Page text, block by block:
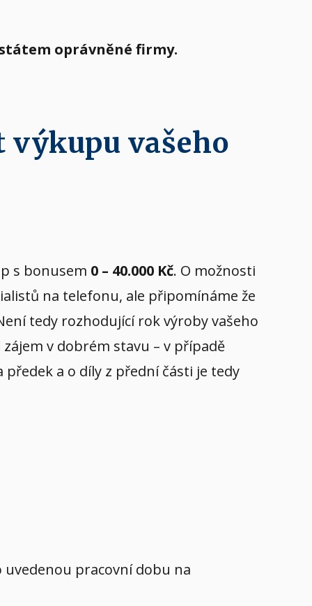
oprávněné firmy.
výkupu vašeho
s bonusem 0 – 40.000 Kč. O možnosti
na telefonu, ale připomínáme že
tedy rozhodující rok výroby vašeho
v dobrém stavu – v případě
a o díly z přední části je tedy
uvedenou pracovní dobu na